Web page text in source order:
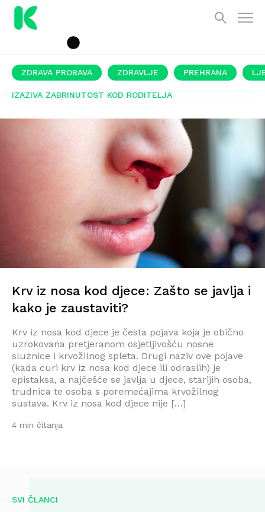
ZDRAVA PROBAVA ZDRAVLJE PREHRANA
IZAZIVA ZABRINUTOST KOD RODITELJA
Krv iz nosa kod djece: Zašto se javlja i
kako je zaustaviti?
Krv iz nosa kod djece je česta pojava koja je obično
uzrokovana pretjeranom osjetljivošću nosne
sluznice i krvožilnog spleta. Drugi naziv ove pojave
(kada curi krv iz nosa kod djece ili odraslih) je
epistaksa, a najčešće se javlja u djece, starijih osoba,
trudnica te osoba s poremećajima krvožilnog
sustava. Krv iz nosa kod djece nije […]
4 min čitanja
SVI ČLANCI